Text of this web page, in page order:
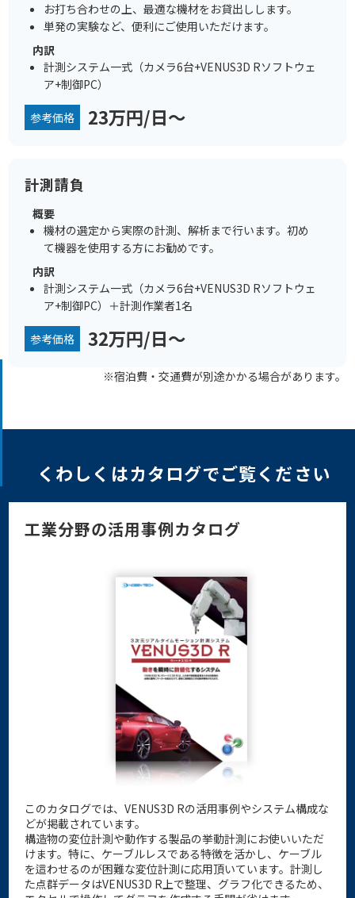
お打ち合わせの上、最適な機材をお貸出しします。
単発の実験など、便利にご使用いただけます。
内訳
計測システム一式（カメラ6台+VENUS3D Rソフトウェ
ア+制御PC）
参考価格 23万円/日～
計測請負
概要
機材の選定から実際の計測、解析まで行います。初め
て機器を使用する方にお勧めです。
内訳
計測システム一式（カメラ6台+VENUS3D Rソフトウェ
ア+制御PC）＋計測作業者1名
参考価格 32万円/日～
※宿泊費・交通費が別途かかる場合があります。
くわしくはカタログでご覧ください
工業分野の活用事例カタログ
このカタログでは、VENUS3D Rの活用事例やシステム構成な
どが掲載されています。
構造物の変位計測や動作する製品の挙動計測にお使いいただ
けます。特に、ケーブルレスである特徴を活かし、ケーブル
を這わせるのが困難な変位計測に応用頂いています。計測し
た点群データはVENUS3D R上で整理、グラフ化できるため、